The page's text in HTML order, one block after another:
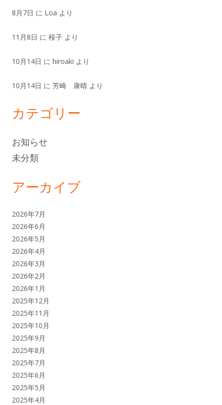
8月7日 に Loa より
11月8日 に 桜子 より
10月14日 に hiroaki より
10月14日 に 芳崎 康晴 より
カテゴリー
お知らせ
未分類
アーカイブ
2026年7月
2026年6月
2026年5月
2026年4月
2026年3月
2026年2月
2026年1月
2025年12月
2025年11月
2025年10月
2025年9月
2025年8月
2025年7月
2025年6月
2025年5月
2025年4月